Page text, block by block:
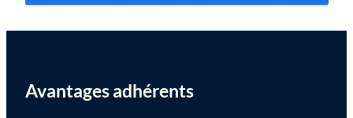
Avantages adhérents